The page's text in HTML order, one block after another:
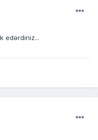
edərdiniz...